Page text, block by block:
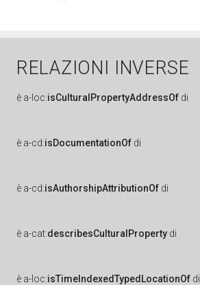
RELAZIONI INVERSE
è a-loc:isCulturalPropertyAddressOf di
è a-cd:isDocumentationOf di
è a-cd:isAuthorshipAttributionOf di
è a-cat:describesCulturalProperty di
è a-loc:isTimeIndexedTypedLocationOf di